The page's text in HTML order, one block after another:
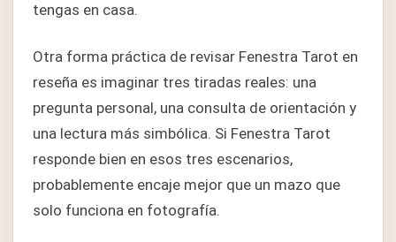
tengas en casa.
Otra forma práctica de revisar Fenestra Tarot en
reseña es imaginar tres tiradas reales: una
pregunta personal, una consulta de orientación y
una lectura más simbólica. Si Fenestra Tarot
responde bien en esos tres escenarios,
probablemente encaje mejor que un mazo que
solo funciona en fotografía.